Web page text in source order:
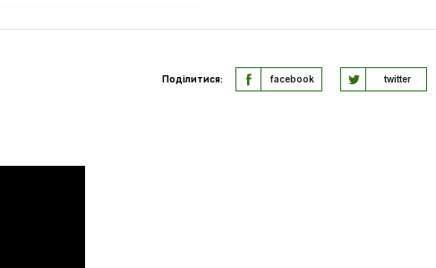
Поділитися: facebook twitter